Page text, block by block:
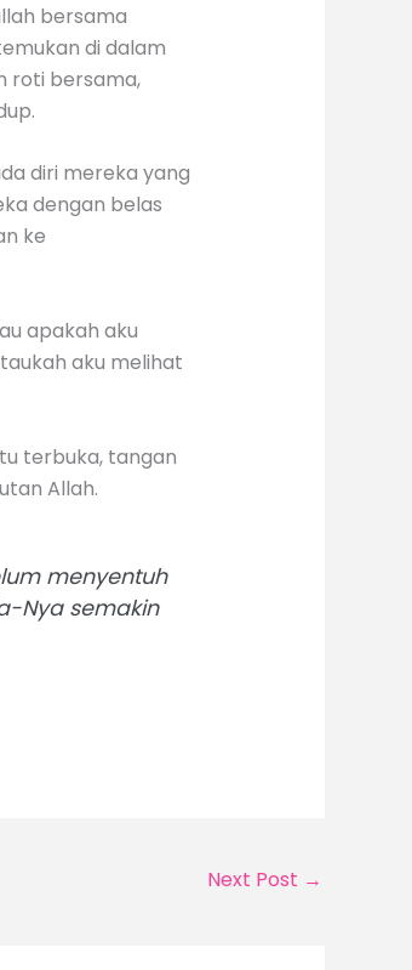
bersama
di dalam
roti bersama,
diri mereka yang
dengan belas
ke
apakah aku
aku melihat
terbuka, tangan
Allah.
menyentuh
Nya semakin
Next Post →